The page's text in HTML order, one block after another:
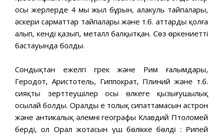
осы жерлерде 4 мың жыл бұрын, алакуль тайпалары,
әскери сарматтар тайпалары және т.б. аттарды қолға
алып, кенді қазып, металл балқытқан. Сөз өркениеттің
бастауында болды.
Сондықтан ежелгі грек және Рим ғалымдары,
Геродот, Аристотель, Гиппократ, Плиний және т.б.
сияқты зерттеушілер осы өлкеге қызығушылық
осылай болды. Оралдың ең толық сипаттамасын астрон
және антикалық әлемнің географы Клавдий Птоломей
берді, ол Орал жотасын үш бөлікке бөлді : Рипей